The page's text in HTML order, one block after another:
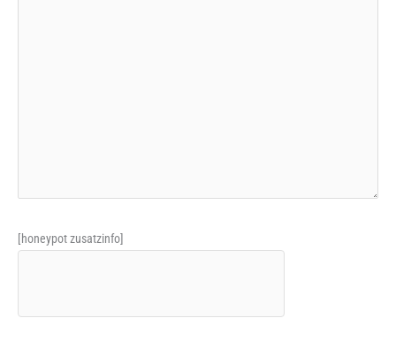
[honeypot zusatzinfo]